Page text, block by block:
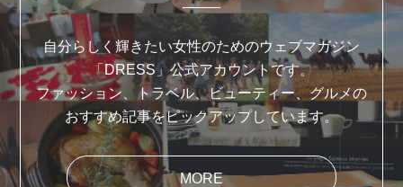
自分らしく輝きたい女性のためのウェブマガジン
「DRESS」公式アカウントです。
ファッション、トラベル、ビューティー、グルメの
おすすめ記事をピックアップしています。
MORE